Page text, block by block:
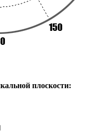
плоскости: